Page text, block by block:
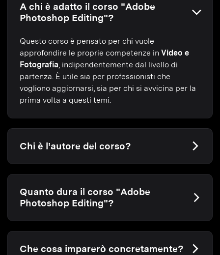
A chi è adatto il corso "Adobe
Photoshop Editing"?
Questo corso è pensato per chi vuole
approfondire le proprie competenze in Video e
Fotografia , indipendentemente dal livello di
partenza. È utile sia per professionisti che
vogliono aggiornarsi, sia per chi si avvicina per la
prima volta a questi temi.
Chi è l’autore del corso?
Quanto dura il corso "Adobe
Photoshop Editing"?
Che cosa imparerò concretamente?